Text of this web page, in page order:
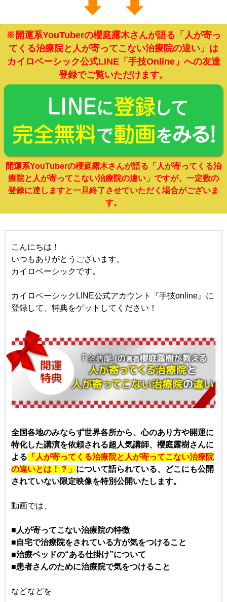
※開運系YouTuberの櫻庭露木さんが語る 「人が寄っ
てくる治療院と人が寄ってこない治療院の違い」は
カイロベーシック公式LINE「手技Online」への友達
登録でご覧いただけます。
開運系YouTuberの櫻庭露木さんが語る 「人が寄ってくる治
療院と人が寄ってこない治療院の違い」ですが、 一定数の
登録に達しますと一旦終了させていただく場合がございま
す。
こんにちは！
いつもありがとうございます。
カイロベーシックです。
カイロベーシックLINE公式アカウント
『手技online』に
登録して、特典をゲットしてください！
全国各地のみならず世界各所から、心のあり方や開運に
特化した講演を依頼される超人気講師、櫻庭露樹さんに
よる 「人が寄ってくる治療院と人が寄ってこない治療院
の違いとは！？」 について語られている、どこにも公開
されていない限定映像を特別公開いたします。
動画では、
■人が寄ってこない治療院の特徴
■自宅で治療院をされている方が気をつけること
■治療ベッドの“ある仕掛け”について
■患者さんのために治療院で気をつけること
などなどを